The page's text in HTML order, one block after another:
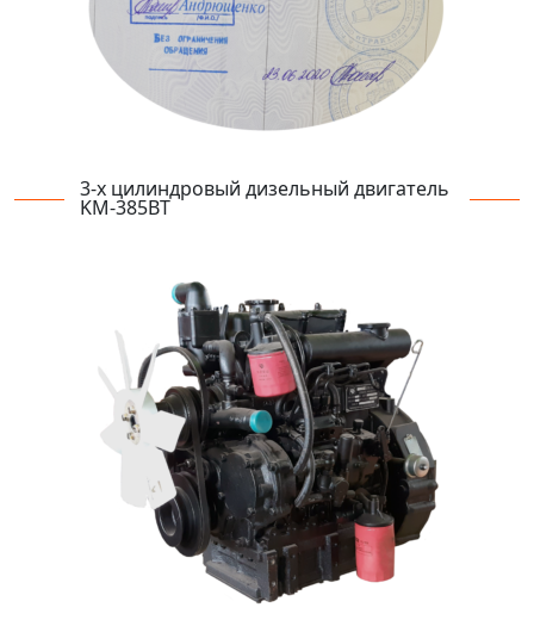
3-х цилиндровый дизельный двигатель
KM-385ВТ